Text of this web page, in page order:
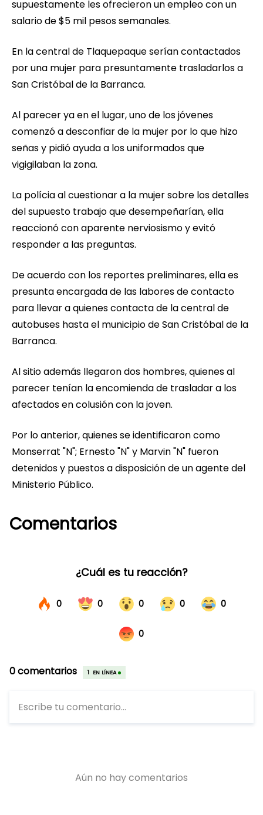
supuestamente les ofrecieron un empleo con un
salario de $5 mil pesos semanales.
En la central de Tlaquepaque serían contactados
por una mujer para presuntamente trasladarlos a
San Cristóbal de la Barranca.
Al parecer ya en el lugar, uno de los jóvenes
comenzó a desconfiar de la mujer por lo que hizo
señas y pidió ayuda a los uniformados que
vigigilaban la zona.
La polícia al cuestionar a la mujer sobre los detalles
del supuesto trabajo que desempeñarían, ella
reaccionó con aparente nerviosismo y evitó
responder a las preguntas.
De acuerdo con los reportes preliminares, ella es
presunta encargada de las labores de contacto
para llevar a quienes contacta de la central de
autobuses hasta el municipio de San Cristóbal de la
Barranca.
Al sitio además llegaron dos hombres, quienes al
parecer tenían la encomienda de trasladar a los
afectados en colusión con la joven.
Por lo anterior, quienes se identificaron como
Monserrat "N"; Ernesto "N" y Marvin "N" fueron
detenidos y puestos a disposición de un agente del
Ministerio Público.
Comentarios